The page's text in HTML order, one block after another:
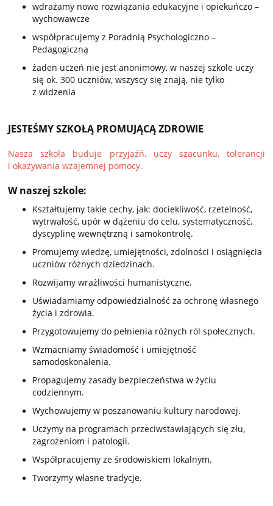
wdrażamy nowe rozwiązania edukacyjne i opiekuńczo –
wychowawcze
współpracujemy z Poradnią Psychologiczno –
Pedagogiczną
żaden uczeń nie jest anonimowy, w naszej szkole uczy
się ok. 300 uczniów, wszyscy się znają, nie tylko
z widzenia
JESTEŚMY SZKOŁĄ PROMUJĄCĄ ZDROWIE
Nasza szkoła buduje przyjaźń, uczy szacunku, tolerancji
i okazywania wzajemnej pomocy.
W naszej szkole:
Kształtujemy takie cechy, jak: dociekliwość, rzetelność,
wytrwałość, upór w dążeniu do celu, systematyczność,
dyscyplinę wewnętrzną i samokontrolę.
Promujemy wiedzę, umiejętności, zdolności i osiągnięcia
uczniów różnych dziedzinach.
Rozwijamy wrażliwości humanistyczne.
Uświadamiamy odpowiedzialność za ochronę własnego
życia i zdrowia.
Przygotowujemy do pełnienia różnych ról społecznych.
Wzmacniamy świadomość i umiejętność
samodoskonalenia.
Propagujemy zasady bezpieczeństwa w życiu
codziennym.
Wychowujemy w poszanowaniu kultury narodowej.
Uczymy na programach przeciwstawiających się złu,
zagrożeniom i patologii.
Współpracujemy ze środowiskiem lokalnym.
Tworzymy własne tradycje.